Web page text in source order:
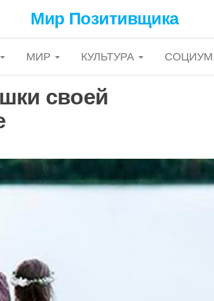
Мир Позитивщика
МИР КУЛЬТУРА СОЦИУМ
своей